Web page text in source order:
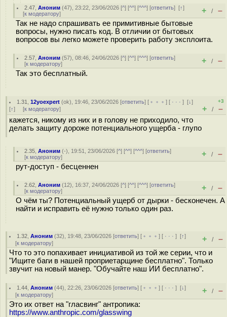
2.47 ,Аноним (47), 23:22, 23/06/2026 [^] [^^] [^^^] [ответить][↑]
[к модератору] + / –
Так не надо спрашивать ее примитивные бытовые
вопросы, нужно писать код. В отличии от бытовых
вопросов вы легко можете проверить работу эксплоита.
2.57 ,Аноним (57), 08:46, 24/06/2026 [^] [^^] [^^^] [ответить]
[к модератору] + / –
Так это бесплатный.
1.31 ,12yoexpert (ok), 19:46, 23/06/2026 [ответить] [ ﹢﹢﹢] [ · · ·][↓]
[↑] [к модератору]
+3
+ / –
кажется, никому из них и в голову не приходило, что
делать защиту дороже потенциального ущерба - глупо
2.35 ,Аноним (-), 19:51, 23/06/2026 [^] [^^] [^^^] [ответить]
[к модератору] + / –
рут-доступ - бесценнен
2.62 ,Аноним (12), 16:37, 24/06/2026 [^] [^^] [^^^] [ответить]
[к модератору] + / –
О чём ты? Потенциальный ущерб от дырки - бесконечен. А
найти и исправить её нужно только один раз.
1.32 ,Аноним (32), 19:48, 23/06/2026 [ответить] [ ﹢﹢﹢] [ · · ·][↑]
[к модератору] + / –
Что то это попахивает инициативой из той же серии, что и
"Ищите баги в нашей проприетарщине бесплатно". Только
звучит на новый манер. "Обучайте наш ИИ бесплатно".
1.44 ,Аноним (44), 22:26, 23/06/2026 [ответить] [ ﹢﹢﹢] [ · · ·][↓]
[к модератору] + / –
Это их ответ на "гласвинг" антропика:
https://www.anthropic.com/glasswing